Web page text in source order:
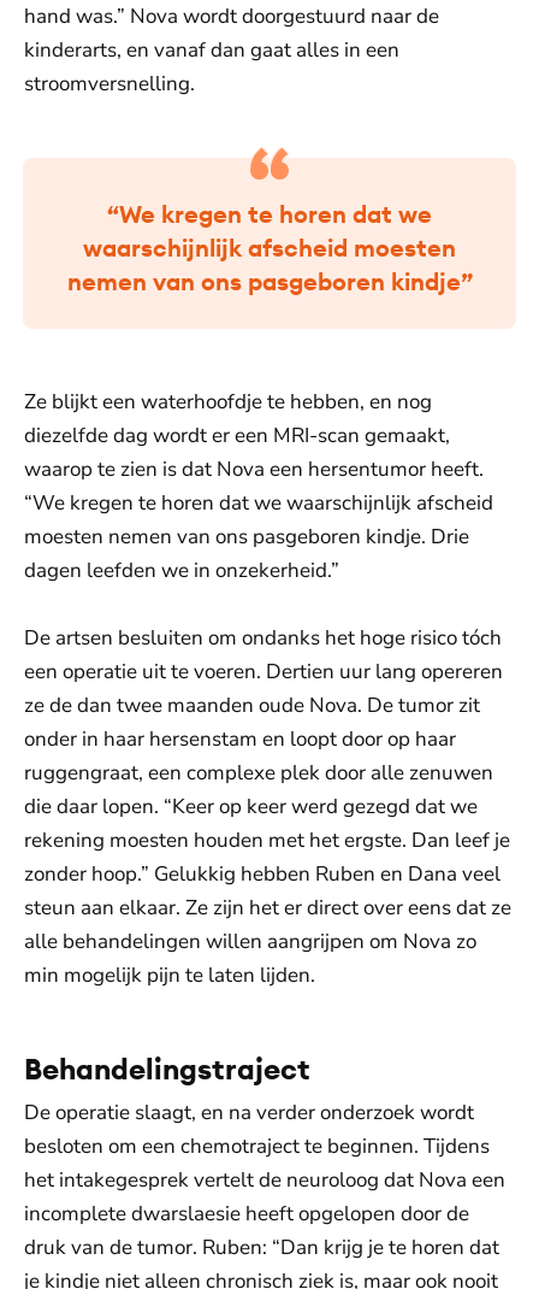
hand was.” Nova wordt doorgestuurd naar de
kinderarts, en vanaf dan gaat alles in een
stroomversnelling.
“We kregen te horen dat we
waarschijnlijk afscheid moesten
nemen van ons pasgeboren kindje”
Ze blijkt een waterhoofdje te hebben, en nog
diezelfde dag wordt er een MRI-scan gemaakt,
waarop te zien is dat Nova een hersentumor heeft.
“We kregen te horen dat we waarschijnlijk afscheid
moesten nemen van ons pasgeboren kindje. Drie
dagen leefden we in onzekerheid.”
De artsen besluiten om ondanks het hoge risico tóch
een operatie uit te voeren. Dertien uur lang opereren
ze de dan twee maanden oude Nova. De tumor zit
onder in haar hersenstam en loopt door op haar
ruggengraat, een complexe plek door alle zenuwen
die daar lopen. “Keer op keer werd gezegd dat we
rekening moesten houden met het ergste. Dan leef je
zonder hoop.” Gelukkig hebben Ruben en Dana veel
steun aan elkaar. Ze zijn het er direct over eens dat ze
alle behandelingen willen aangrijpen om Nova zo
min mogelijk pijn te laten lijden.
Behandelingstraject
De operatie slaagt, en na verder onderzoek wordt
besloten om een chemotraject te beginnen. Tijdens
het intakegesprek vertelt de neuroloog dat Nova een
incomplete dwarslaesie heeft opgelopen door de
druk van de tumor. Ruben: “Dan krijg je te horen dat
je kindje niet alleen chronisch ziek is, maar ook nooit